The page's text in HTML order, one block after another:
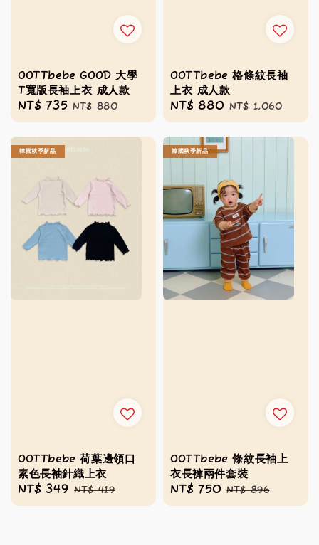
OOTTbebe GOOD 大學
T寬版長袖上衣 成人款
Sale
price
NT$ 735 Regular
price
NT$ 880
OOTTbebe 格條紋長袖
上衣 成人款
Sale
price
NT$ 880 Regular
price
NT$ 1,060
韓國秋季新品
OOTTbebe 荷葉邊領口
素色長袖針織上衣
Sale
price
NT$ 349 Regular
price
NT$ 419
韓國秋季新品
OOTTbebe 條紋長袖上
衣長褲兩件套裝
Sale
price
NT$ 750 Regular
price
NT$ 896